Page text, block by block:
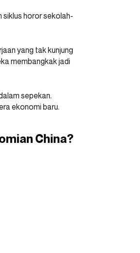
siklus horor sekolah-
yang tak kunjung
membangkak jadi
sepekan.
ekonomi baru.
China?